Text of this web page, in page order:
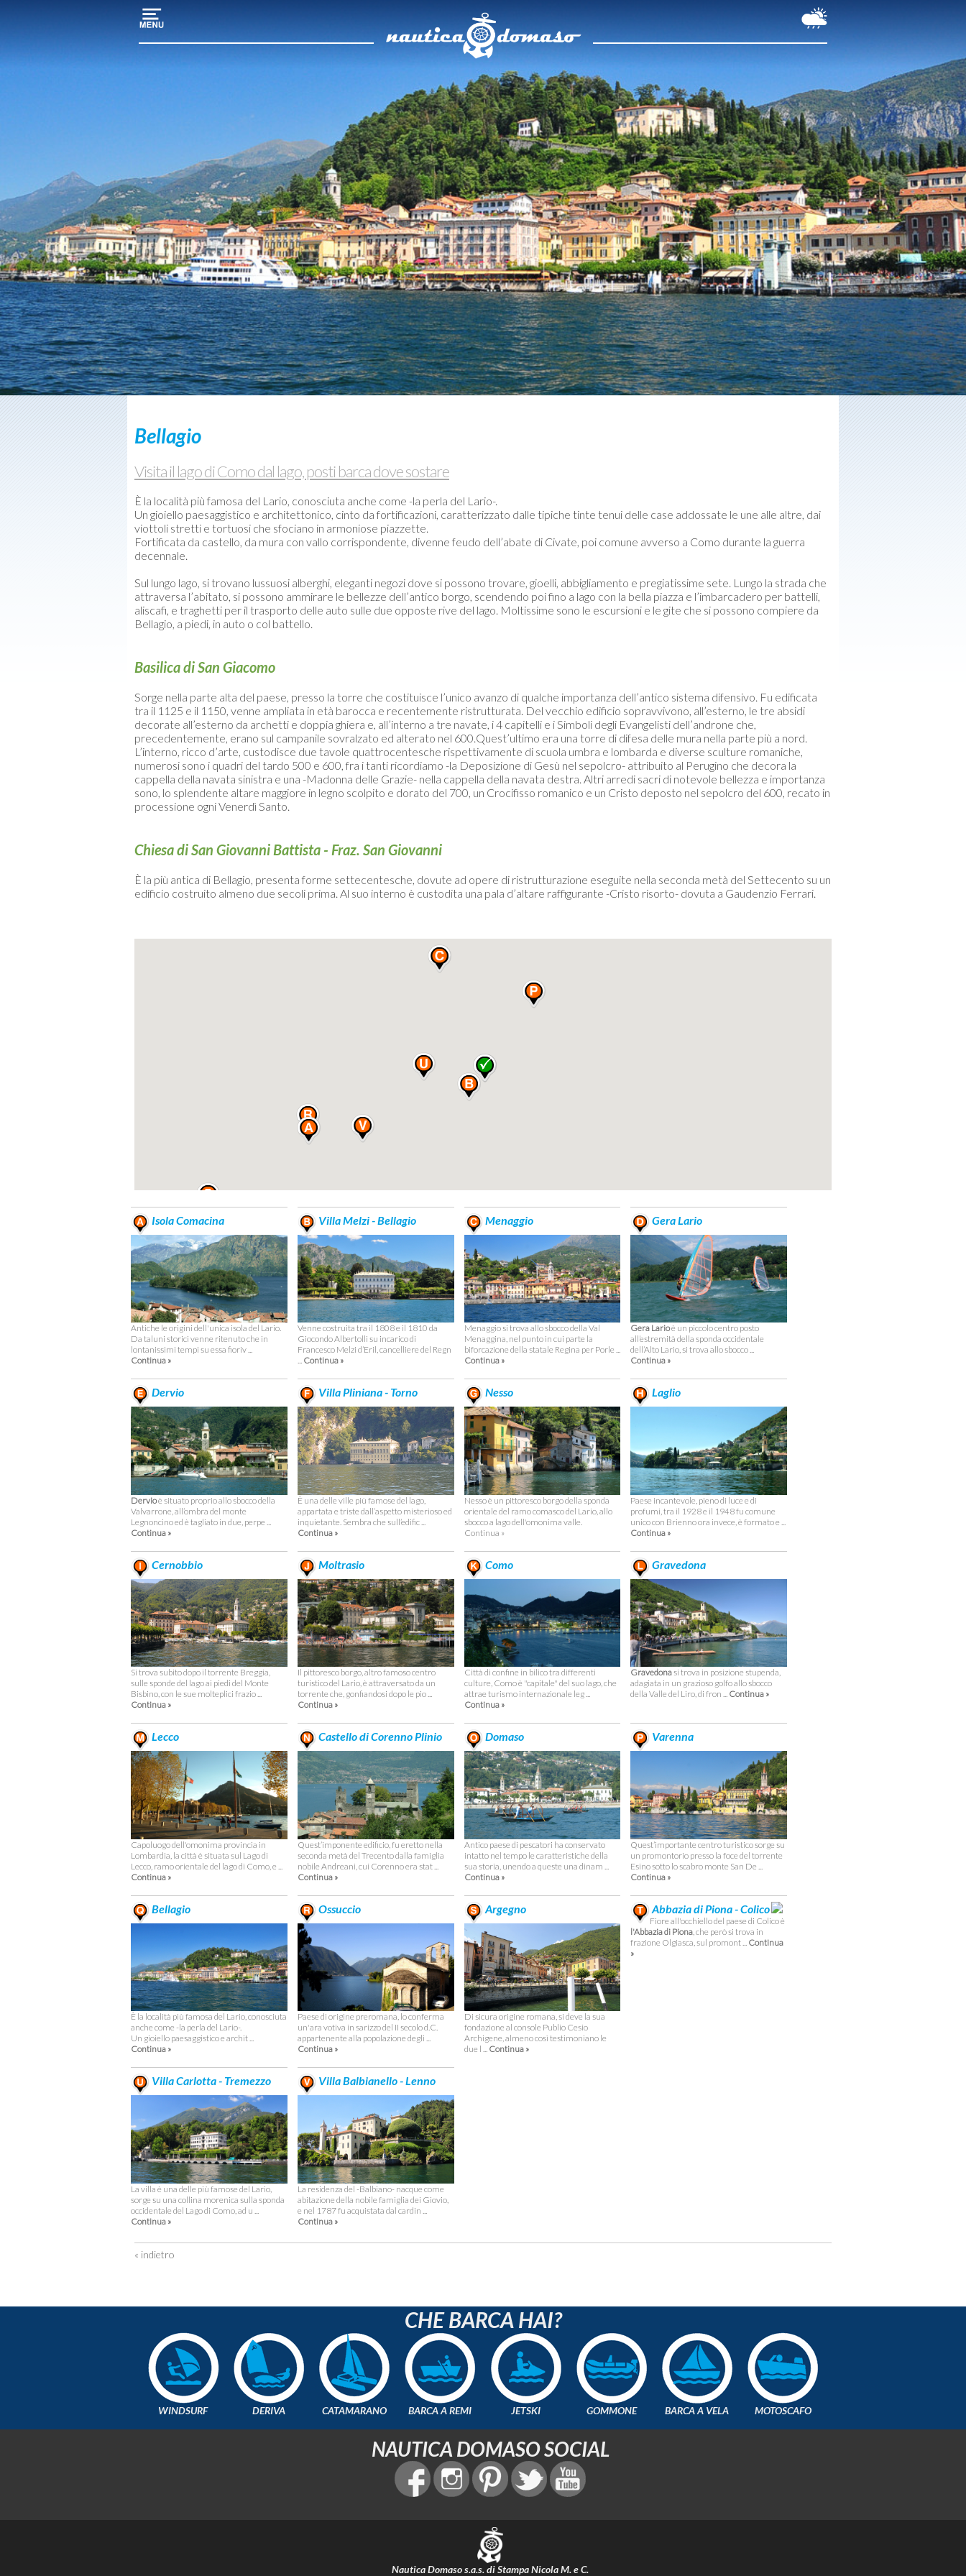
turistico
Servizi
nautici
il
Lago
di
Como
Barche
usate
Meteo-
Webcam
Bellagio
Visita il lago di Como dal lago, posti barca dove sostare
È la località più famosa del Lario, conosciuta anche come -la perla del Lario-.
Un gioiello paesaggistico e architettonico, cinto da fortificazioni, caratterizzato dalle tipiche tinte tenui delle case addossate le une alle altre, dai
viottoli stretti e tortuosi che sfociano in armoniose piazzette.
Fortificata da castello, da mura con vallo corrispondente, divenne feudo dell’abate di Civate, poi comune avverso a Como durante la guerra
decennale.
Sul lungo lago, si trovano lussuosi alberghi, eleganti negozi dove si possono trovare, gioelli, abbigliamento e pregiatissime sete. Lungo la strada che
attraversa l’abitato, si possono ammirare le bellezze dell’antico borgo, scendendo poi fino a lago con la bella piazza e l’imbarcadero per battelli,
aliscafi, e traghetti per il trasporto delle auto sulle due opposte rive del lago. Moltissime sono le escursioni e le gite che si possono compiere da
Bellagio, a piedi, in auto o col battello.
Basilica di San Giacomo
Sorge nella parte alta del paese, presso la torre che costituisce l’unico avanzo di qualche importanza dell’antico sistema difensivo. Fu edificata
tra il 1125 e il 1150, venne ampliata in età barocca e recentemente ristrutturata. Del vecchio edificio sopravvivono, all’esterno, le tre absidi
decorate all’esterno da archetti e doppia ghiera e, all’interno a tre navate, i 4 capitelli e i Simboli degli Evangelisti dell’androne che,
precedentemente, erano sul campanile sovralzato ed alterato nel 600.Quest’ultimo era una torre di difesa delle mura nella parte più a nord.
L’interno, ricco d’arte, custodisce due tavole quattrocentesche rispettivamente di scuola umbra e lombarda e diverse sculture romaniche,
numerosi sono i quadri del tardo 500 e 600, fra i tanti ricordiamo -la Deposizione di Gesù nel sepolcro- attribuito al Perugino che decora la
cappella della navata sinistra e una -Madonna delle Grazie- nella cappella della navata destra. Altri arredi sacri di notevole bellezza e importanza
sono, lo splendente altare maggiore in legno scolpito e dorato del 700, un Crocifisso romanico e un Cristo deposto nel sepolcro del 600, recato in
processione ogni Venerdì Santo.
Chiesa di San Giovanni Battista - Fraz. San Giovanni
È la più antica di Bellagio, presenta forme settecentesche, dovute ad opere di ristrutturazione eseguite nella seconda metà del Settecento su un
edificio costruito almeno due secoli prima. Al suo interno è custodita una pala d’altare raffigurante -Cristo risorto- dovuta a Gaudenzio Ferrari.
Isola Comacina
Antiche le origini dell'unica isola del Lario.
Da taluni storici venne ritenuto che in
lontanissimi tempi su essa fioriv ...
Continua »
Villa Melzi - Bellagio
Venne costruita tra il 1808 e il 1810 da
Giocondo Albertolli su incarico di
Francesco Melzi d’Eril, cancelliere del Regn
... Continua »
Menaggio
Menaggio si trova allo sbocco della Val
Menaggina, nel punto in cui parte la
biforcazione della statale Regina per Porle ...
Continua »
Gera Lario
Gera Larioè un piccolo centro posto
all’estremità della sponda occidentale
dell’Alto Lario, si trova allo sbocco ...
Continua »
Dervio
Dervioè situato proprio allo sbocco della
Valvarrone, all’ombra del monte
Legnoncino ed è tagliato in due, perpe ...
Continua »
Villa Pliniana - Torno
È una delle ville più famose del lago,
appartata e triste dall’aspetto misterioso ed
inquietante. Sembra che sull’edific ...
Continua »
Nesso
Nesso è un pittoresco borgo della sponda
orientale del ramo comasco del Lario, allo
sbocco a lago dell'omonima valle.
Continua »
Laglio
Paese incantevole, pieno di luce e di
profumi, tra il 1928 e il 1948 fu comune
unico con Brienno ora invece, è formato e ...
Continua »
Cernobbio
Si trova subito dopo il torrente Breggia,
sulle sponde del lago ai piedi del Monte
Bisbino, con le sue molteplici frazio ...
Continua »
Moltrasio
Il pittoresco borgo, altro famoso centro
turistico del Lario, è attraversato da un
torrente che, gonfiandosi dopo le pio ...
Continua »
Como
Città di confine in bilico tra differenti
culture, Como è "capitale" del suo lago, che
attrae turismo internazionale leg ...
Continua »
Gravedona
Gravedonasi trova in posizione stupenda,
adagiata in un grazioso golfo allo sbocco
della Valle del Liro, di fron ... Continua »
Lecco
Capoluogo dell'omonima provincia in
Lombardia, la città è situata sul Lago di
Lecco, ramo orientale del lago di Como, e ...
Continua »
Castello di Corenno Plinio
Quest’imponente edificio, fu eretto nella
seconda metà del Trecento dalla famiglia
nobile Andreani, cui Corenno era stat ...
Continua »
Domaso
Antico paese di pescatori ha conservato
intatto nel tempo le caratteristiche della
sua storia, unendo a queste una dinam ...
Continua »
Varenna
Quest’importante centro turistico sorge su
un promontorio presso la foce del torrente
Esino sotto lo scabro monte San De ...
Continua »
Bellagio
È la località più famosa del Lario, conosciuta
anche come -la perla del Lario-.
Un gioiello paesaggistico e archit ...
Continua »
Ossuccio
Paese di origine preromana, lo conferma
un'ara votiva in sarizzo del II secolo d.C.
appartenente alla popolazione degli ...
Continua »
Argegno
Di sicura origine romana, si deve la sua
fondazione al console Publio Cesio
Archigene, almeno così testimoniano le
due l ... Continua »
Abbazia di Piona - Colico
Fiore all'occhiello del paese di Colico è
l'Abbazia di Piona , che però si trova in
frazione Olgiasca, sul promont ... Continua
»
Villa Carlotta - Tremezzo
La villa è una delle più famose del Lario,
sorge su una collina morenica sulla sponda
occidentale del Lago di Como, ad u ...
Continua »
Villa Balbianello - Lenno
La residenza del -Balbiano- nacque come
abitazione della nobile famiglia dei Giovio,
e nel 1787 fu acquistata dal cardin ...
Continua »
« indietro
CHE BARCA HAI?
WINDSURF DERIVA CATAMARANO BARCA A REMI JETSKI GOMMONE BARCA A VELA MOTOSCAFO
NAUTICA DOMASO SOCIAL
Nautica Domaso s.a.s. di Stampa Nicola M. e C.